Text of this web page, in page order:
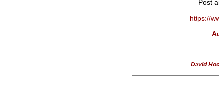
Post
https://
David